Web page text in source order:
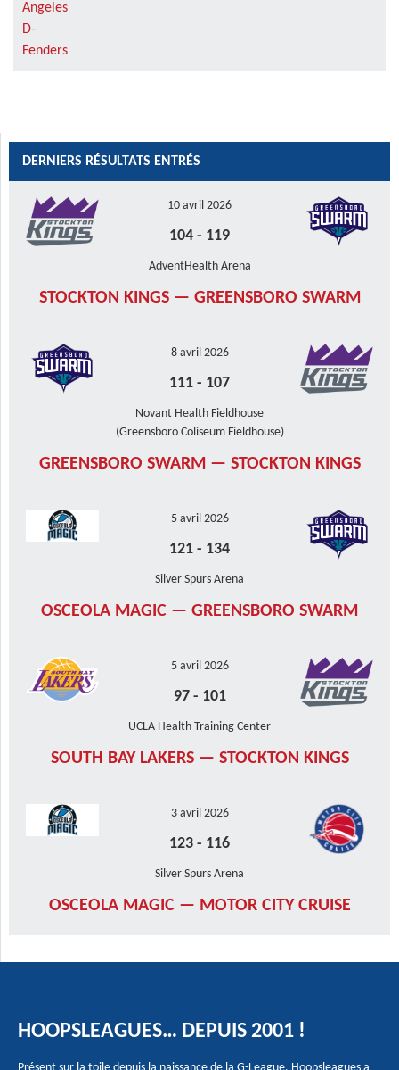
Angeles
D-
Fenders
DERNIERS RÉSULTATS ENTRÉS
10 avril 2026
104 - 119
AdventHealth Arena
STOCKTON KINGS — GREENSBORO SWARM
8 avril 2026
111 - 107
Novant Health Fieldhouse
(Greensboro Coliseum Fieldhouse)
GREENSBORO SWARM — STOCKTON KINGS
5 avril 2026
121 - 134
Silver Spurs Arena
OSCEOLA MAGIC — GREENSBORO SWARM
5 avril 2026
97- 101
UCLA Health Training Center
SOUTH BAY LAKERS — STOCKTON KINGS
3 avril 2026
123 - 116
Silver Spurs Arena
OSCEOLA MAGIC — MOTOR CITY CRUISE
HOOPSLEAGUES… DEPUIS 2001 !